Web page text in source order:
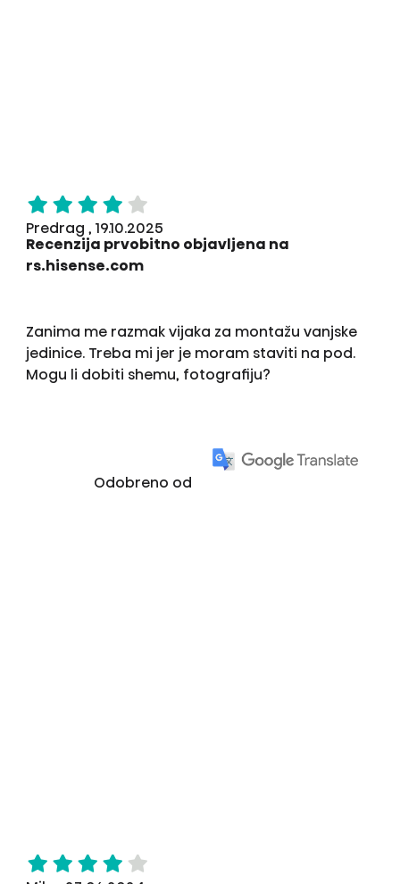
Predrag , 19.10.2025
Recenzija prvobitno objavljena na
rs.hisense.com
Zanima me razmak vijaka za montažu vanjske
jedinice. Treba mi jer je moram staviti na pod.
Mogu li dobiti shemu, fotografiju?
Odobreno od